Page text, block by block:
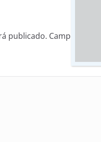
publicado. Campos